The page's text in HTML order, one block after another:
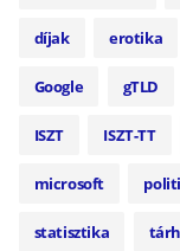
díjak erotika
Google gTLD
ISZT ISZT-TT
microsoft
statisztika